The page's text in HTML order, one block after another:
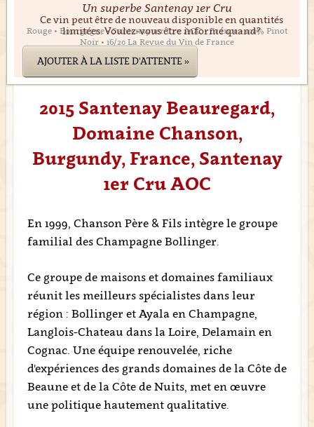
Un superbe Santenay 1er Cru
Rouge • Bourgogne • Santenay 1er Cru AOC • France • 100% Pinot
Noir • 16/20 La Revue du Vin de France
Ce vin peut être de nouveau disponible en quantités
limitées. Voulez-vous être informé quand?
AJOUTER À LA LISTE D'ATTENTE »
2015 Santenay Beauregard,
Domaine Chanson,
Burgundy, France, Santenay
1er Cru AOC
En 1999, Chanson Père & Fils intègre le groupe
familial des Champagne Bollinger.
Ce groupe de maisons et domaines familiaux
réunit les meilleurs spécialistes dans leur
région : Bollinger et Ayala en Champagne,
Langlois-Chateau dans la Loire, Delamain en
Cognac. Une équipe renouvelée, riche
d'expériences des grands domaines de la Côte de
Beaune et de la Côte de Nuits, met en œuvre
une politique hautement qualitative.